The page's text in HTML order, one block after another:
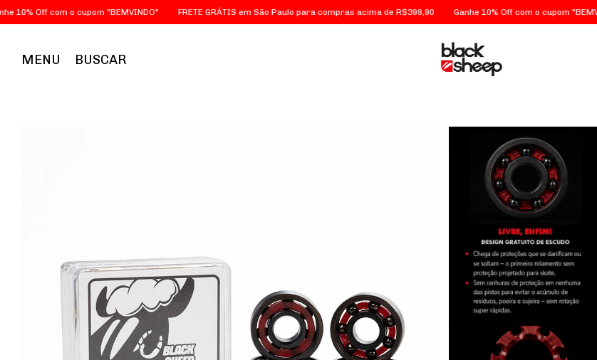
Off com o cupom "BEMVINDO" FRETE GRÁTIS em São Paulo para compras acima de R$399,90 Ganhe 10% Off com o cupom "BEMVINDO"
MENU BUSCAR